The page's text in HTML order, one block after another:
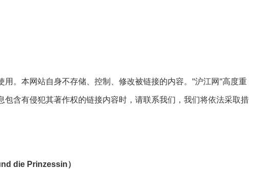
。本网站自身不存储、控制、修改被链接的内容。"沪江网"高度重
含有侵犯其著作权的链接内容时，请联系我们，我们将依法采取措
die Prinzessin）